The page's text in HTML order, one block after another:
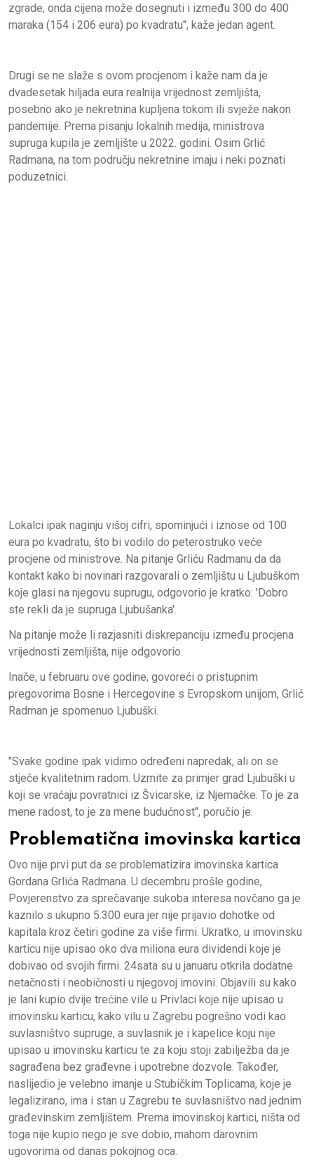
zgrade, onda cijena može dosegnuti i između 300 do 400
maraka (154 i 206 eura) po kvadratu", kaže jedan agent.
Drugi se ne slaže s ovom procjenom i kaže nam da je
dvadesetak hiljada eura realnija vrijednost zemljišta,
posebno ako je nekretnina kupljena tokom ili svježe nakon
pandemije. Prema pisanju lokalnih medija, ministrova
supruga kupila je zemljište u 2022. godini. Osim Grlić
Radmana, na tom području nekretnine imaju i neki poznati
poduzetnici.
Lokalci ipak naginju višoj cifri, spominjući i iznose od 100
eura po kvadratu, što bi vodilo do peterostruko veće
procjene od ministrove. Na pitanje Grliću Radmanu da da
kontakt kako bi novinari razgovarali o zemljištu u Ljubuškom
koje glasi na njegovu suprugu, odgovorio je kratko: 'Dobro
ste rekli da je supruga Ljubušanka'.
Na pitanje može li razjasniti diskrepanciju između procjena
vrijednosti zemljišta, nije odgovorio.
Inače, u februaru ove godine, govoreći o pristupnim
pregovorima Bosne i Hercegovine s Evropskom unijom, Grlić
Radman je spomenuo Ljubuški.
"Svake godine ipak vidimo određeni napredak, ali on se
stječe kvalitetnim radom. Uzmite za primjer grad Ljubuški u
koji se vraćaju povratnici iz Švicarske, iz Njemačke. To je za
mene radost, to je za mene budućnost", poručio je.
Problematična imovinska kartica
Ovo nije prvi put da se problematizira imovinska kartica
Gordana Grlića Radmana. U decembru prošle godine,
Povjerenstvo za sprečavanje sukoba interesa novčano ga je
kaznilo s ukupno 5.300 eura jer nije prijavio dohotke od
kapitala kroz četiri godine za više firmi. Ukratko, u imovinsku
karticu nije upisao oko dva miliona eura dividendi koje je
dobivao od svojih firmi. 24sata su u januaru otkrila dodatne
netačnosti i neobičnosti u njegovoj imovini. Objavili su kako
je lani kupio dvije trećine vile u Privlaci koje nije upisao u
imovinsku karticu, kako vilu u Zagrebu pogrešno vodi kao
suvlasništvo supruge, a suvlasnik je i kapelice koju nije
upisao u imovinsku karticu te za koju stoji zabilježba da je
sagrađena bez građevne i upotrebne dozvole. Također,
naslijedio je velebno imanje u Stubičkim Toplicama, koje je
legalizirano, ima i stan u Zagrebu te suvlasništvo nad jednim
građevinskim zemljištem. Prema imovinskoj kartici, ništa od
toga nije kupio nego je sve dobio, mahom darovnim
ugovorima od danas pokojnog oca.